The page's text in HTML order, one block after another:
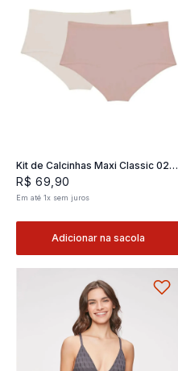
Kit de Calcinhas Maxi Classic 02 -
2 und
R$ 69 90
Em até1x sem juros
Adicionar na sacola